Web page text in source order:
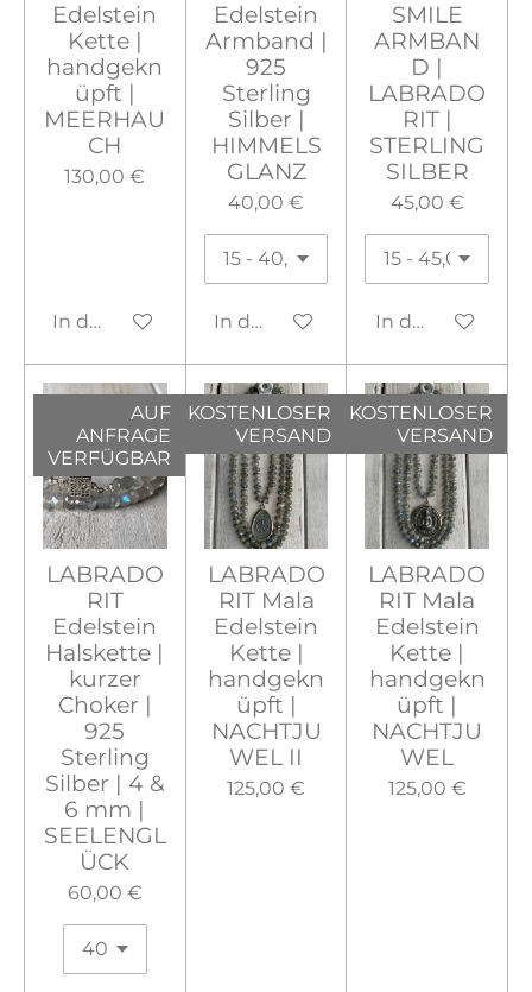
Edelstein
Kette |
handgekn
üpft |
MEERHAU
CH
130,00 €
In den Warenkorb
Edelstein
Armband |
925
Sterling
Silber |
HIMMELS
GLANZ
40,00 €
In den Warenkorb
SMILE
ARMBAN
D |
LABRADO
RIT |
STERLING
SILBER
45,00 €
In den
AUF
ANFRAGE
VERFÜGBAR
LABRADO
RIT
Edelstein
Halskette |
kurzer
Choker |
925
Sterling
Silber | 4 &
6 mm |
SEELENGL
ÜCK
60,00 €
KOSTENLOSER
VERSAND
LABRADO
RIT Mala
Edelstein
Kette |
handgekn
üpft |
NACHTJU
WEL II
125,00 €
KOSTENLOSER
VERSAND
LABRADO
RIT Mala
Edelstein
Kette |
handgekn
üpft |
NACHTJU
WEL
125,00 €